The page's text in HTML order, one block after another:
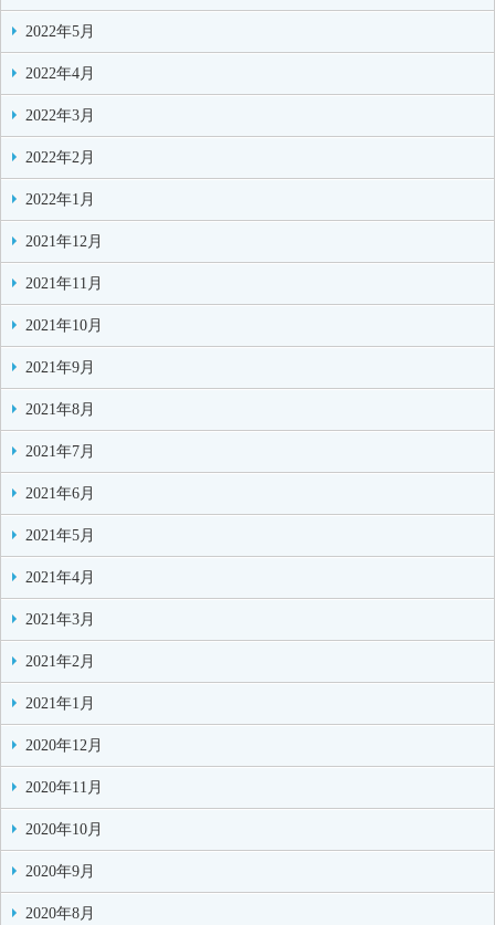
2022年5月
2022年4月
2022年3月
2022年2月
2022年1月
2021年12月
2021年11月
2021年10月
2021年9月
2021年8月
2021年7月
2021年6月
2021年5月
2021年4月
2021年3月
2021年2月
2021年1月
2020年12月
2020年11月
2020年10月
2020年9月
2020年8月